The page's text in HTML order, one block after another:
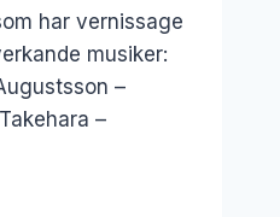
har vernissage
musiker:
–
–